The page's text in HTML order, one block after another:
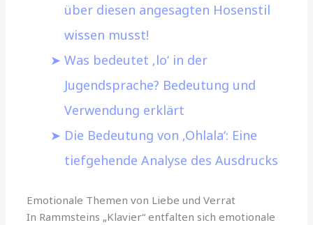
über diesen angesagten Hosenstil
wissen musst!
Was bedeutet ‚lo‘ in der
Jugendsprache? Bedeutung und
Verwendung erklärt
Die Bedeutung von ‚Ohlala‘: Eine
tiefgehende Analyse des Ausdrucks
Emotionale Themen von Liebe und Verrat
In Rammsteins „Klavier“ entfalten sich emotionale